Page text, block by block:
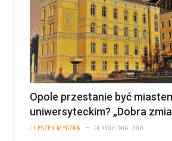
Opole przestanie być
uniwersyteckim? „Dobra
/ LESZEK MYCZKA 24 KWIETNIA 2018